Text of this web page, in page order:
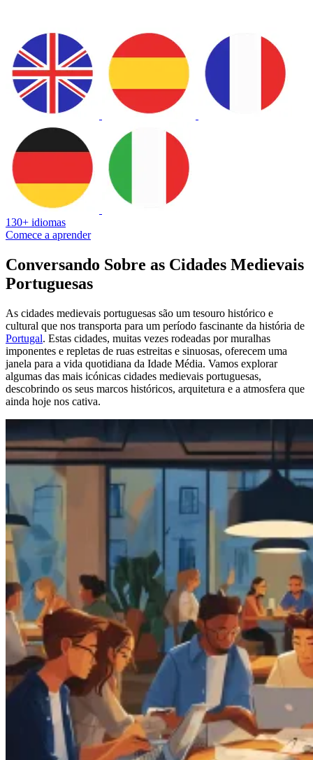
130+ idiomas
Comece a aprender
Conversando Sobre as Cidades Medievais
Portuguesas
As cidades medievais portuguesas são um tesouro histórico e
cultural que nos transporta para um período fascinante da história de
Portugal. Estas cidades, muitas vezes rodeadas por muralhas
imponentes e repletas de ruas estreitas e sinuosas, oferecem uma
janela para a vida quotidiana da Idade Média. Vamos explorar
algumas das mais icónicas cidades medievais portuguesas,
descobrindo os seus marcos históricos, arquitetura e a atmosfera que
ainda hoje nos cativa.